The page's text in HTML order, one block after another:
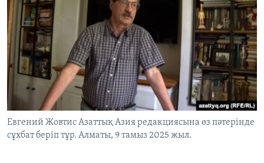
Евгений Жовтис Азаттық Азия редакциясына өз пәтерінде
сұхбат беріп тұр. Алматы, 9 тамыз 2025 жыл.